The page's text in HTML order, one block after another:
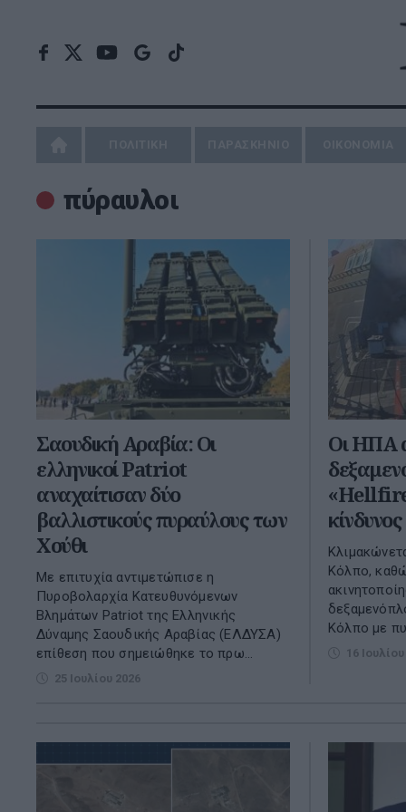
πύραυλοι
Σαουδική Αραβία: Οι
ελληνικοί Patriot
αναχαίτισαν δύο
βαλλιστικούς πυραύλους των
Χούθι
Με επιτυχία αντιμετώπισε η
Πυροβολαρχία Κατευθυνόμενων
Βλημάτων Patriot της Ελληνικής
Δύναμης Σαουδικής Αραβίας (ΕΛΔΥΣΑ)
επίθεση που σημειώθηκε το πρω...
25 Ιουλίου 2026
Οι ΗΠΑ
Κόλπο,
Κόλπο με
16